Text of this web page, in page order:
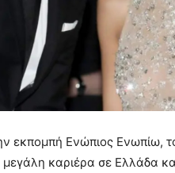
εκπομπή Ενώπιος Ενωπίω,
καριέρα σε Ελλάδα